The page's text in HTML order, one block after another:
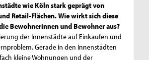
wie Köln stark geprägt von
Retail-Flächen. Wie wirkt sich diese
Bewohnerinnen und Bewohner aus?
der Innenstädte auf Einkaufen und
Gerade in den Innenstädten
kleine Wohnungen und der